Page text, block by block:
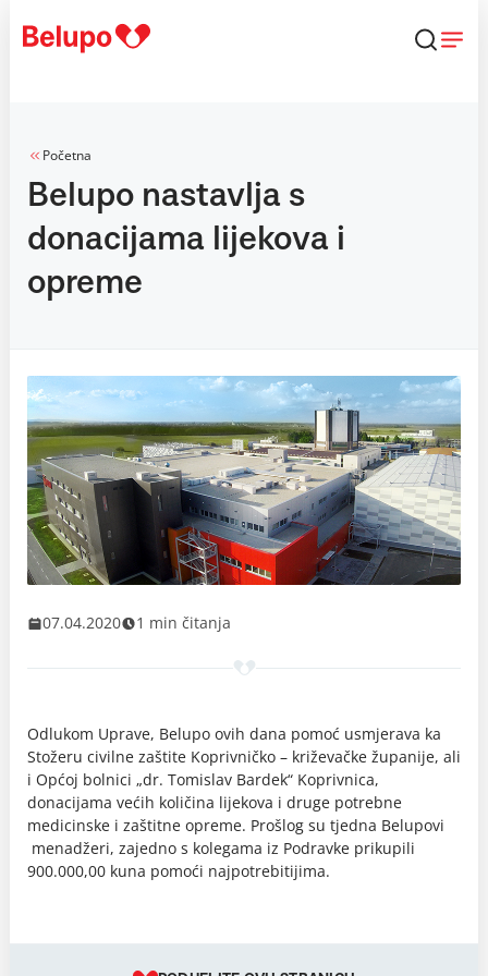
Početna
Belupo nastavlja s
donacijama lijekova i
opreme
07.04.2020 1 min čitanja
Odlukom Uprave, Belupo ovih dana pomoć usmjerava ka
Stožeru civilne zaštite Koprivničko – križevačke županije, ali
i Općoj bolnici „dr. Tomislav Bardek“ Koprivnica,
donacijama većih količina lijekova i druge potrebne
medicinske i zaštitne opreme. Prošlog su tjedna Belupovi
menadžeri, zajedno s kolegama iz Podravke prikupili
900.000,00 kuna pomoći najpotrebitijima.